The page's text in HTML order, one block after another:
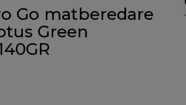
Go matberedare
Green